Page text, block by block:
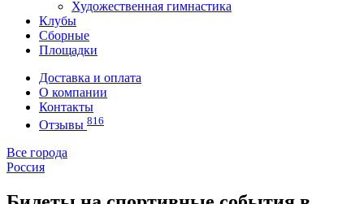
Художественная гимнастика
Клубы
Сборные
Площадки
Доставка и оплата
О компании
Контакты
Отзывы 816
Все города
Россия